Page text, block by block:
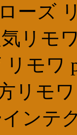
ーズ
リモ
モワ
リモ
ンテ